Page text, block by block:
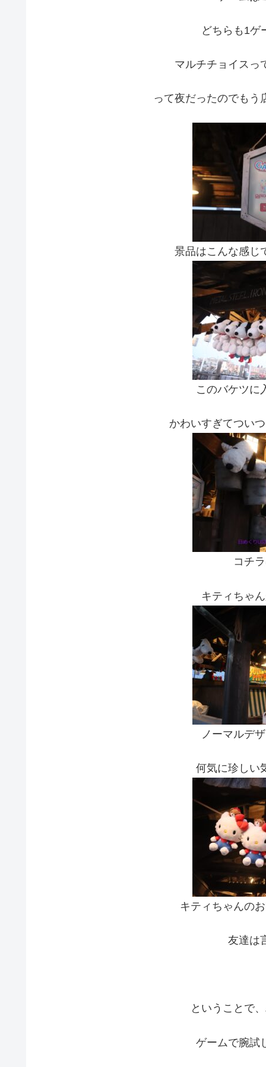
どちらも1ゲ
マルチチョイスっ
って夜だったのでもう
景品はこんな感じ
このバケツに
かわいすぎてつい
コチ
キティちゃ
ノーマルデ
何気に珍しい
キティちゃんの
友達は
ということで
ゲームで腕試